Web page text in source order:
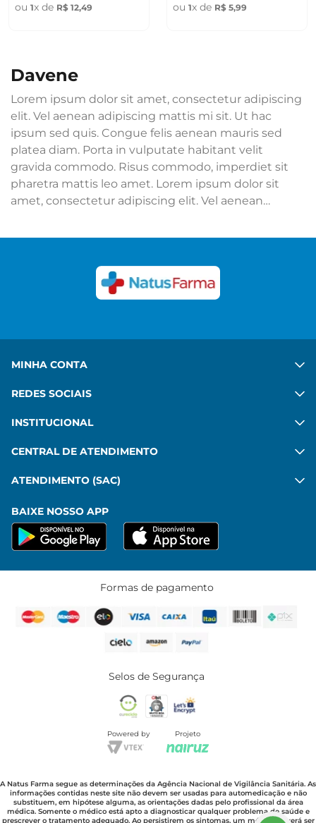
ou 1x de R$ 12,49 ou 1x de R$ 5,99
davene
Lorem ipsum dolor sit amet, consectetur adipiscing
elit. Vel aenean adipiscing mattis mi sit. Ut hac
ipsum sed quis. Congue felis aenean mauris sed
platea diam. Porta in vulputate habitant velit
gravida commodo. Risus commodo, imperdiet sit
pharetra mattis leo amet. Lorem ipsum dolor sit
amet, consectetur adipiscing elit. Vel aenean
Congue felis aenean mauris sed platea diam. Porta
commodo, imperdiet sit pharetra mattis leo amet.
MINHA CONTA
REDES SOCIAIS
INSTITUCIONAL
CENTRAL DE ATENDIMENTO
ATENDIMENTO (SAC)
BAIXE NOSSO APP
Formas de pagamento
Selos de Segurança
Powered by Projeto
A Natus Farma segue as determinações da Agência Nacional de Vigilância Sanitária. As
informações contidas neste site não devem ser usadas para automedicação e não
substituem, em hipótese alguma, as orientações dadas pelo profissional da área
médica. Somente o médico está apto a diagnosticar qualquer problema de saúde e
prescrever o tratamento adequado. Ao persistirem os sintomas, um médico deverá ser